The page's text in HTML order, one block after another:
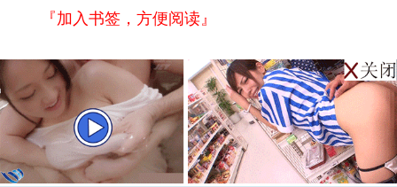
『加入书签，方便阅读』